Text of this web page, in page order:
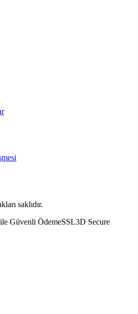
saklıdır.
Güvenli ÖdemeSSL3D Secure